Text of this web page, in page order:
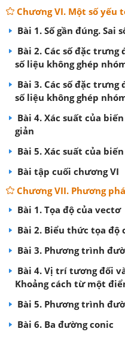
Chương VI. Một số yếu
Bài 1. Số gần đúng. Sai
Bài 2. Các số đặc
số liệu không ghép
Bài 3. Các số đặc
số liệu không ghép
Bài 4. Xác suất của
giản
Bài 5. Xác suất của
Bài tập cuối chương VI
Chương VII. Phương
Bài 1. Tọa độ của vectơ
Bài 2. Biểu thức tọa độ
Bài 3. Phương trình
Bài 4. Vị trí tương đối
Khoảng cách từ một
Bài 5. Phương trình
Bài 6. Ba đường conic